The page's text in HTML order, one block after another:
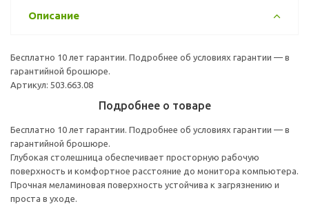
Описание
Бесплатно 10 лет гарантии. Подробнее об условиях гарантии — в
гарантийной брошюре.
Артикул: 503.663.08
Подробнее о товаре
Бесплатно 10 лет гарантии. Подробнее об условиях гарантии — в
гарантийной брошюре.
Глубокая столешница обеспечивает просторную рабочую
поверхность и комфортное расстояние до монитора компьютера.
Прочная меламиновая поверхность устойчива к загрязнению и
проста в уходе.